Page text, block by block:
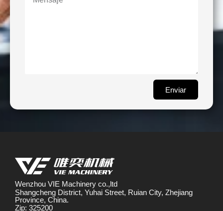
Enviar
Wenzhou VIE Machinery co.,ltd
Shangcheng District, Yuhai Street, Ruian City, Zhejiang
Province, China.
Zip: 325200